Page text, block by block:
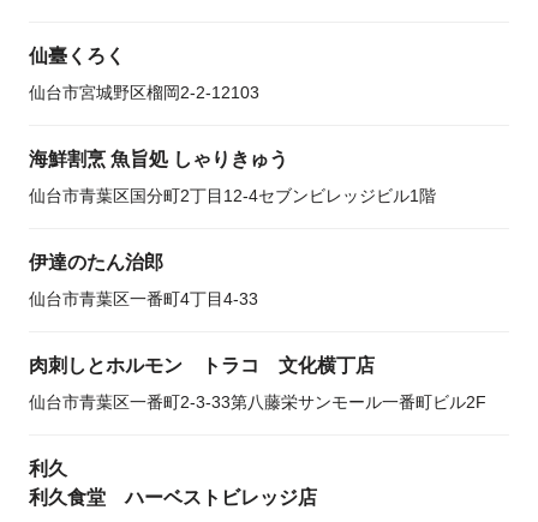
仙臺くろく
仙台市宮城野区榴岡2-2-12103
海鮮割烹 魚旨処 しゃりきゅう
仙台市青葉区国分町2丁目12-4セブンビレッジビル1階
伊達のたん治郎
仙台市青葉区一番町4丁目4-33
肉刺しとホルモン トラコ 文化横丁店
仙台市青葉区一番町2-3-33第八藤栄サンモール一番町ビル2F
利久
利久食堂 ハーベストビレッジ店